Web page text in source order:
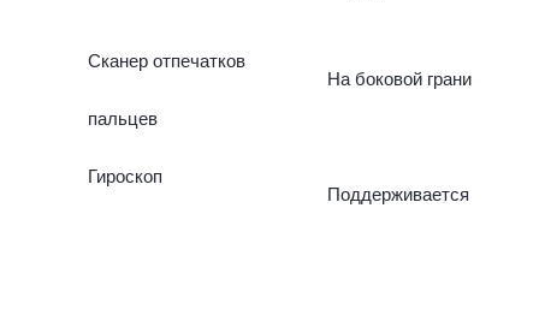
Сканер отпечатков
пальцев
На боковой грани
Гироскоп
Поддерживается